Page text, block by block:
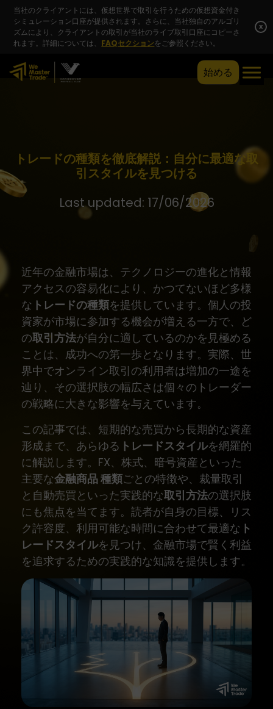
当社のクライアントには、仮想世界で取引を行うための仮想資金付き
シミュレーション口座が提供されます。さらに、当社独自のアルゴリ
ズムにより、クライアントの取引が当社のライブ取引口座にコピーさ
れます。詳細については、 FAQセクションをご参照ください。
x
始める
トレードの種類を徹底解説：自分に最適な取
引スタイルを見つける
Last updated: 17/06/2026
近年の金融市場は、テクノロジーの進化と情報
アクセスの容易化により、かつてないほど多様
な トレードの種類を提供しています。個人の投
資家が市場に参加する機会が増える一方で、ど
の取引方法が自分に適しているのかを見極める
ことは、成功への第一歩となります。実際、世
界中でオンライン取引の利用者は増加の一途を
辿り、その選択肢の幅広さは個々のトレーダー
の戦略に大きな影響を与えています。
この記事では、短期的な売買から長期的な資産
形成まで、あらゆる トレードスタイルを網羅的
に解説します。FX、株式、暗号資産といった
主要な金融商品 種類ごとの特徴や、裁量取引
と自動売買といった実践的な取引方法の選択肢
にも焦点を当てます。読者が自身の目標、リス
ク許容度、利用可能な時間に合わせて最適な ト
レードスタイルを見つけ、金融市場で賢く利益
を追求するための実践的な知識を提供します。